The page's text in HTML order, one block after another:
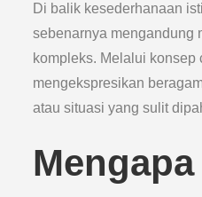
Di balik kesederhanaan
sebenarnya mengandung
kompleks. Melalui konsep
mengekspresikan
atau situasi yang sulit